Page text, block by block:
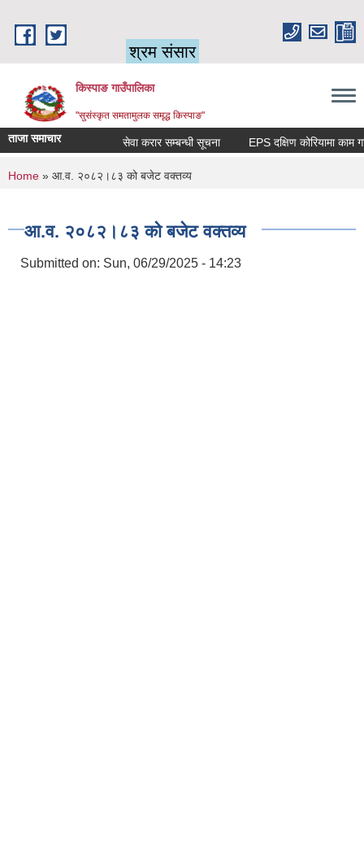
श्रम संसार
किस्पाङ गाउँपालिका
"सुसंस्कृत समतामुलक समृद्ध किस्पाङ"
ताजा समाचार सेवा करार सम्बन्धी सूचना
You are here
Home » आ.व. २०८२।८३ को बजेट वक्तव्य
आ.व. २०८२।८३ को बजेट वक्तव्य
Submitted on: Sun, 06/29/2025 - 14:23